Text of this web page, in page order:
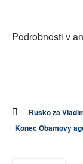
Podrobnosti v
Rusko za
Konec Obamovy